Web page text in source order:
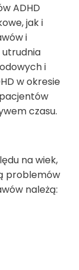
ADHD
jak i
i
i
w okresie
czasu.
na wiek,
problemów
należą: